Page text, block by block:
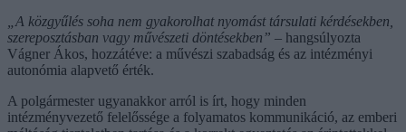
„A közgyűlés soha nem gyakorolhat nyomást társulati kérdésekben,
szereposztásban vagy művészeti döntésekben” – hangsúlyozta
Vágner Ákos, hozzátéve: a művészi szabadság és az intézményi
autonómia alapvető érték.
A polgármester ugyanakkor arról is írt, hogy minden
intézményvezető felelőssége a folyamatos kommunikáció, az emberi